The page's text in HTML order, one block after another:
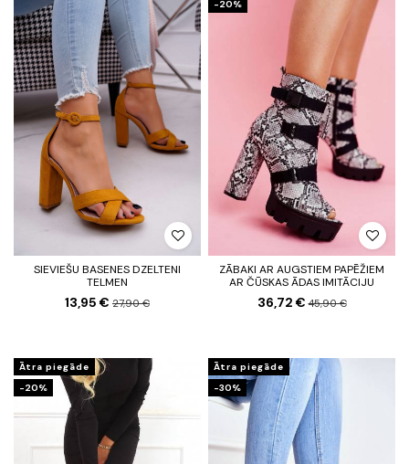
SIEVIEŠU BASENES DZELTENI
TELMEN
13,95 € 27,90 €
-20%
ZĀBAKI AR AUGSTIEM PAPĒŽIEM
AR ČŪSKAS ĀDAS IMITĀCIJU
36,72 €45,90 €
Ātra piegāde
-20%
Ātra piegāde
-30%